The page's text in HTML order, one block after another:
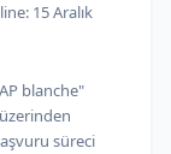
15 Aralık
blanche"
süreci